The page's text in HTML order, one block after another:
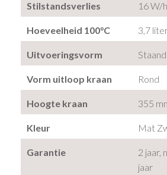
Stilstandsverlies 16 W/h
Hoeveelheid 100°C 3,7
Uitvoeringsvorm Staand
Vorm uitloop kraan Rond
Hoogte kraan 355
Kleur Mat
Garantie
2 jaar,
jaar